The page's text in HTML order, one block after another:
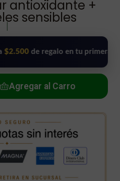
antioxidante +
sensibles
de regalo en tu primera compra!
Agregar al Carro